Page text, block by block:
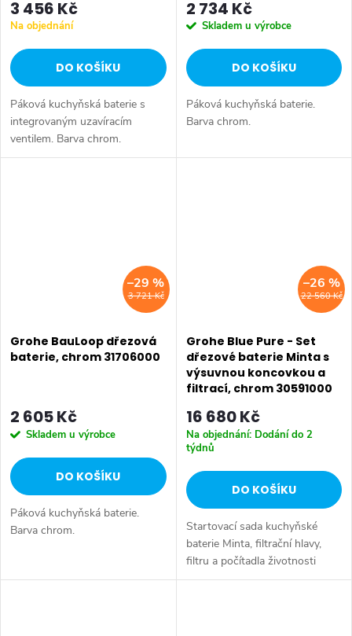
3 456 Kč
Na objednání
DO KOŠÍKU
Páková kuchyňská baterie s
integrovaným uzavíracím
ventilem. Barva chrom.
2 734 Kč
Skladem u výrobce
DO KOŠÍKU
Páková kuchyňská baterie.
Barva chrom.
3 721 Kč
–29 %
Grohe BauLoop dřezová
baterie, chrom 31706000
2 605 Kč
Skladem u výrobce
DO KOŠÍKU
Páková kuchyňská baterie.
Barva chrom.
22 560 Kč
–26 %
Grohe Blue Pure - Set
dřezové baterie Minta s
výsuvnou koncovkou a
filtrací, chrom 30591000
16 680 Kč
Na objednání: Dodání do 2
týdnů
DO KOŠÍKU
Startovací sada kuchyňské
baterie Minta, filtrační hlavy,
filtru a počítadla životnosti
filtru. Barva chrom.